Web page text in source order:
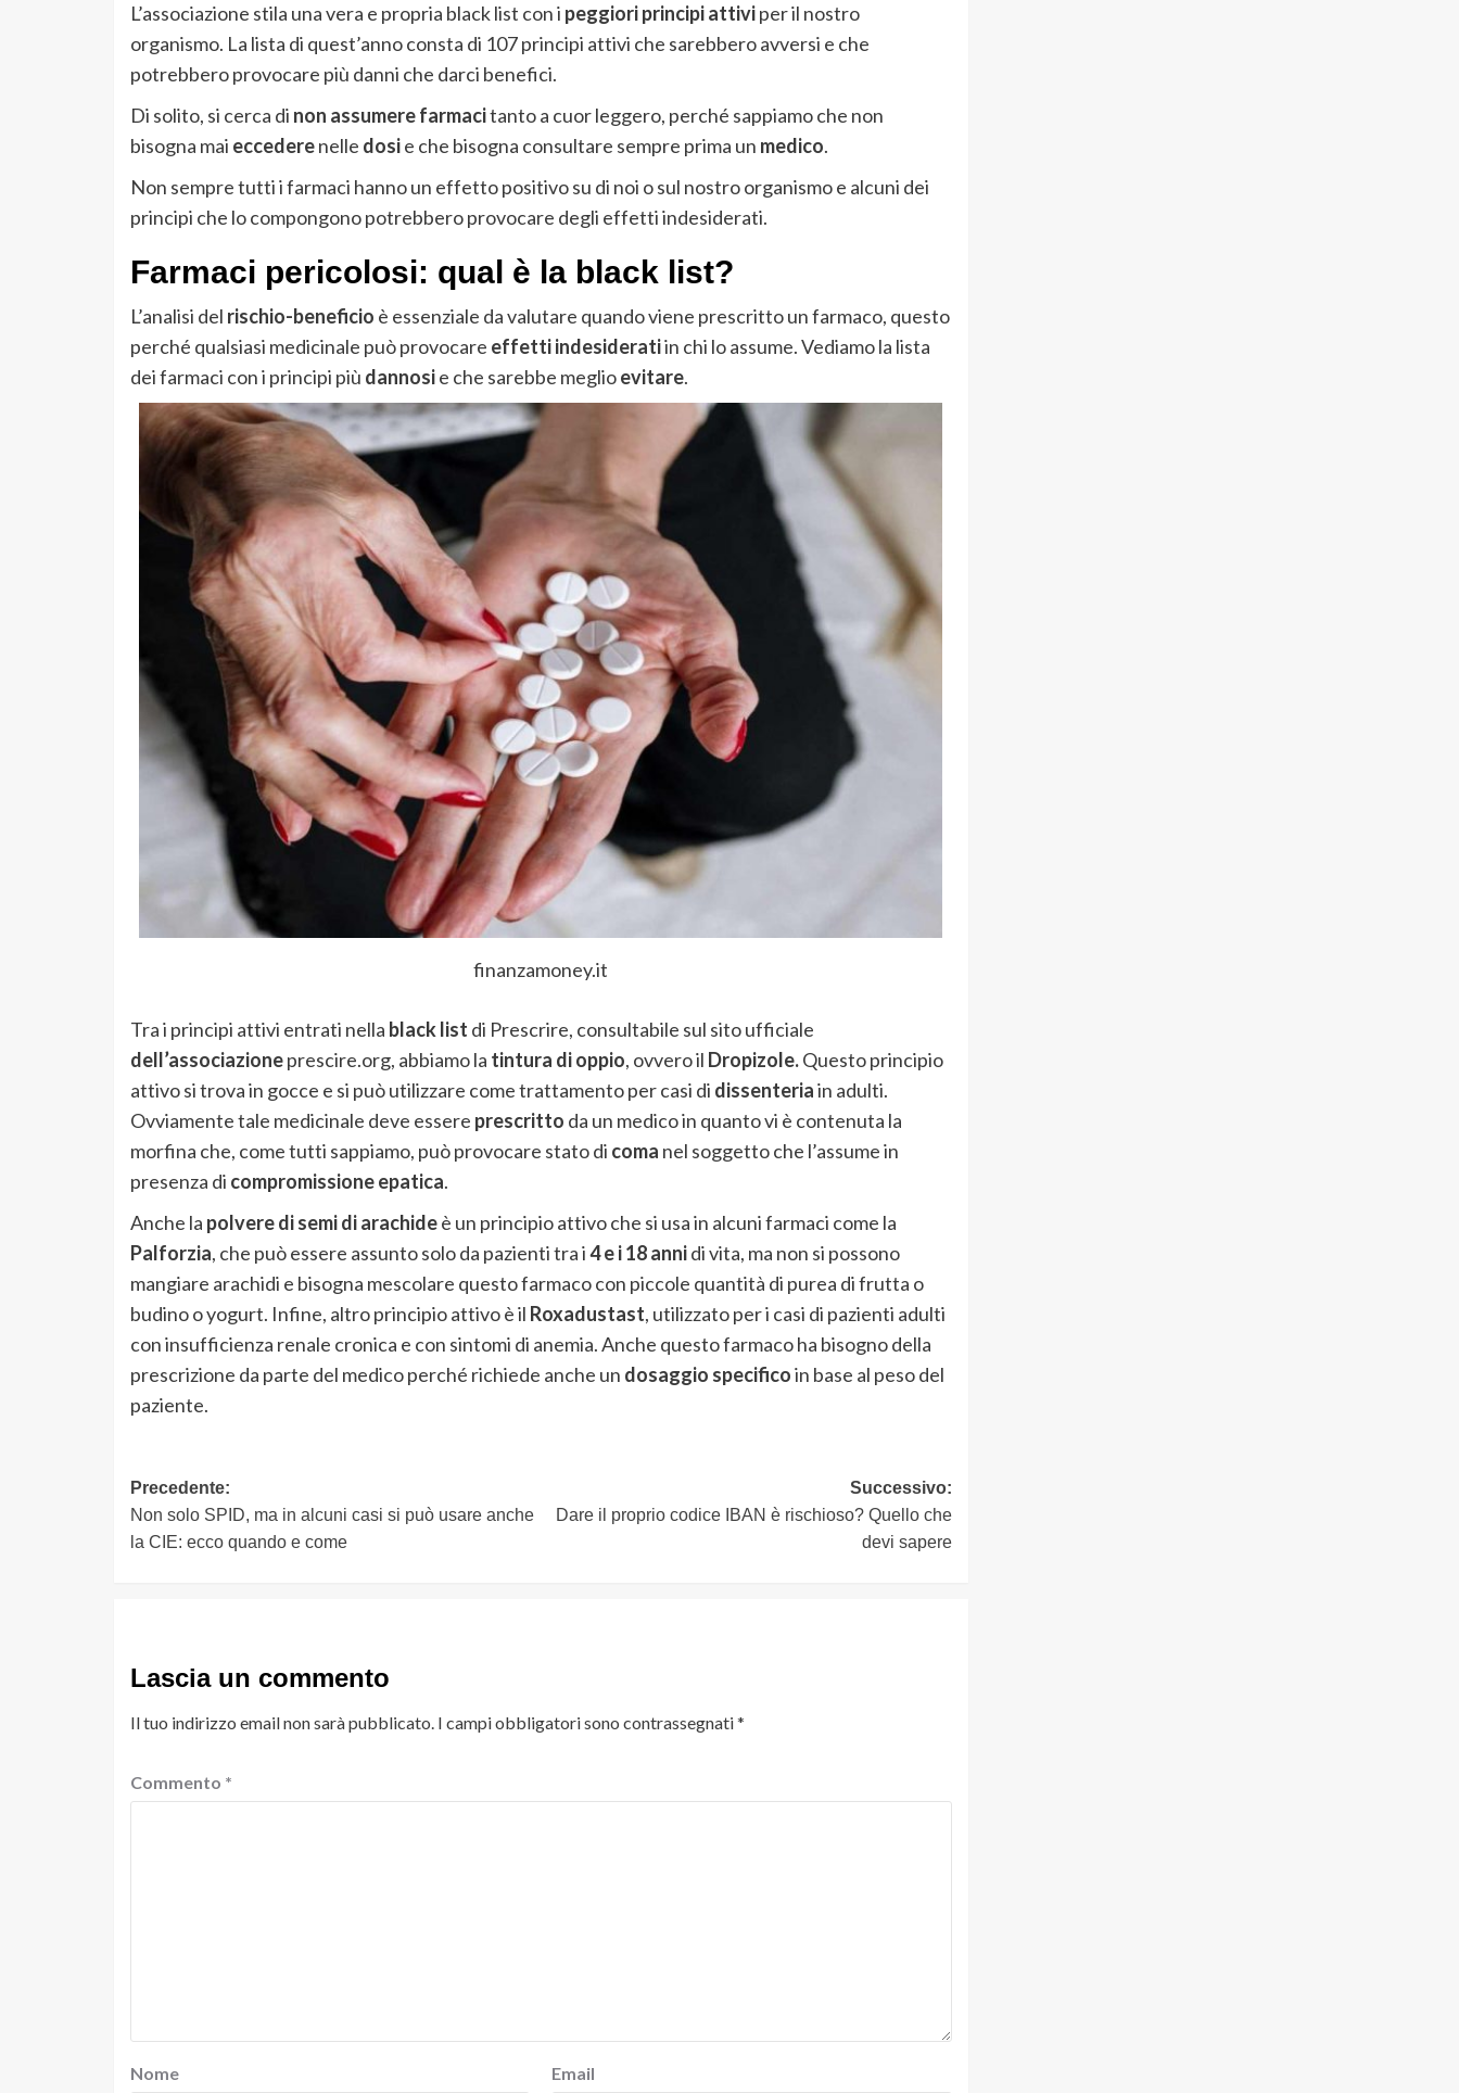
L’associazione stila una vera e propria black list con i peggiori principi attiviper il nostro
organismo. La lista di quest’anno consta di 107 principi attivi che sarebbero avversi e che
potrebbero provocare più danni che darci benefici.
Di solito, si cerca di non assumere farmacitanto a cuor leggero, perché sappiamo che non
bisogna mai eccederenelle dosie che bisogna consultare sempre prima un medico.
Non sempre tutti i farmaci hanno un effetto positivo su di noi o sul nostro organismo e alcuni dei
principi che lo compongono potrebbero provocare degli effetti indesiderati.
Farmaci pericolosi: qual è la black list?
L’analisi del rischio-beneficio è essenziale da valutare quando viene prescritto un farmaco, questo
perché qualsiasi medicinale può provocare effetti indesideratiin chi lo assume. Vediamo la lista
dei farmaci con i principi più dannosie che sarebbe meglioevitare.
finanzamoney.it
Tra i principi attivi entrati nella black list di Prescrire, consultabile sul sito ufficiale
dell’associazioneprescire.org, abbiamo la tintura di oppio, ovvero il Dropizole.Questo principio
attivo si trova in gocce e si può utilizzare come trattamento per casi di dissenteriain adulti.
Ovviamente tale medicinale deve essere prescritto da un medico in quanto vi è contenuta la
morfina che, come tutti sappiamo, può provocare stato di coma nel soggetto che l’assume in
presenza di compromissione epatica.
Anche la polvere di semi di arachideè un principio attivo che si usa in alcuni farmaci come la
Palforzia, che può essere assunto solo da pazienti tra i4 e i 18 annidi vita, ma non si possono
mangiare arachidi e bisogna mescolare questo farmaco con piccole quantità di purea di frutta o
budino o yogurt. Infine, altro principio attivo è il Roxadustast, utilizzato per i casi di pazienti adulti
con insufficienza renale cronica e con sintomi di anemia. Anche questo farmaco ha bisogno della
prescrizione da parte del medico perché richiede anche un dosaggio specificoin base al peso del
paziente.
Navigazione
articolo
Precedente:
Non solo SPID, ma in alcuni casi si può usare anche
la CIE: ecco quando e come
Successivo:
Dare il proprio codice IBAN è rischioso? Quello che
devi sapere
Lascia un commento
Il tuo indirizzo email non sarà pubblicato. I campi obbligatori sono contrassegnati*
Commento *
Nome Email